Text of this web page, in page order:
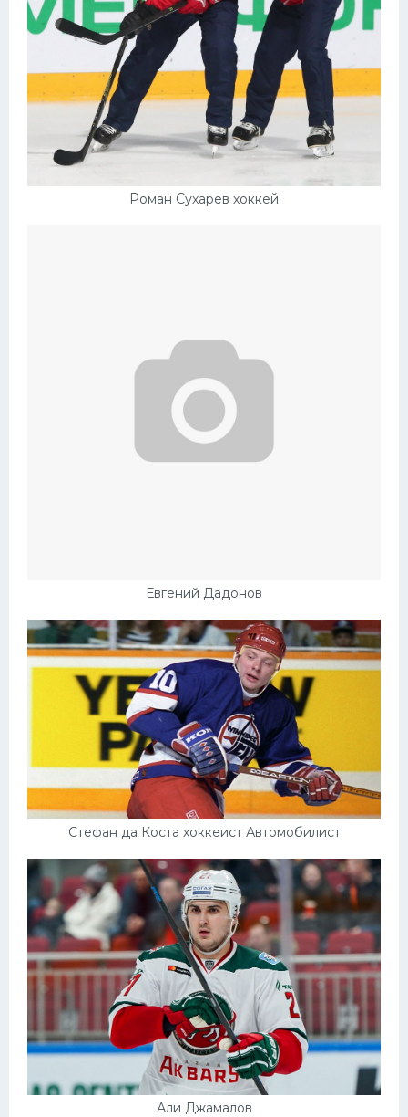
Роман Сухарев хоккей
Евгений Дадонов
Стефан да Коста хоккеист Автомобилист
Али Джамалов